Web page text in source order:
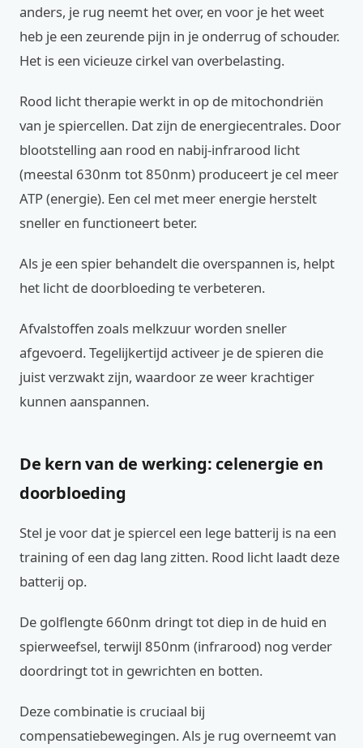
anders, je rug neemt het over, en voor je het weet
heb je een zeurende pijn in je onderrug of schouder.
Het is een vicieuze cirkel van overbelasting.
Rood licht therapie werkt in op de mitochondriën
van je spiercellen. Dat zijn de energiecentrales. Door
blootstelling aan rood en nabij-infrarood licht
(meestal 630nm tot 850nm) produceert je cel meer
ATP (energie). Een cel met meer energie herstelt
sneller en functioneert beter.
Als je een spier behandelt die overspannen is, helpt
het licht de doorbloeding te verbeteren.
Afvalstoffen zoals melkzuur worden sneller
afgevoerd. Tegelijkertijd activeer je de spieren die
juist verzwakt zijn, waardoor ze weer krachtiger
kunnen aanspannen.
De kern van de werking: celenergie en
doorbloeding
Stel je voor dat je spiercel een lege batterij is na een
training of een dag lang zitten. Rood licht laadt deze
batterij op.
De golflengte 660nm dringt tot diep in de huid en
spierweefsel, terwijl 850nm (infrarood) nog verder
doordringt tot in gewrichten en botten.
Deze combinatie is cruciaal bij
compensatiebewegingen. Als je rug overneemt van